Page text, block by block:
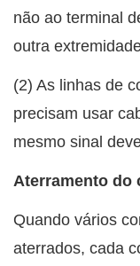
não ao terminal
outra
(2) As linhas de
precisam usar
mesmo sinal
Aterramento do
Quando vários
aterrados, cada